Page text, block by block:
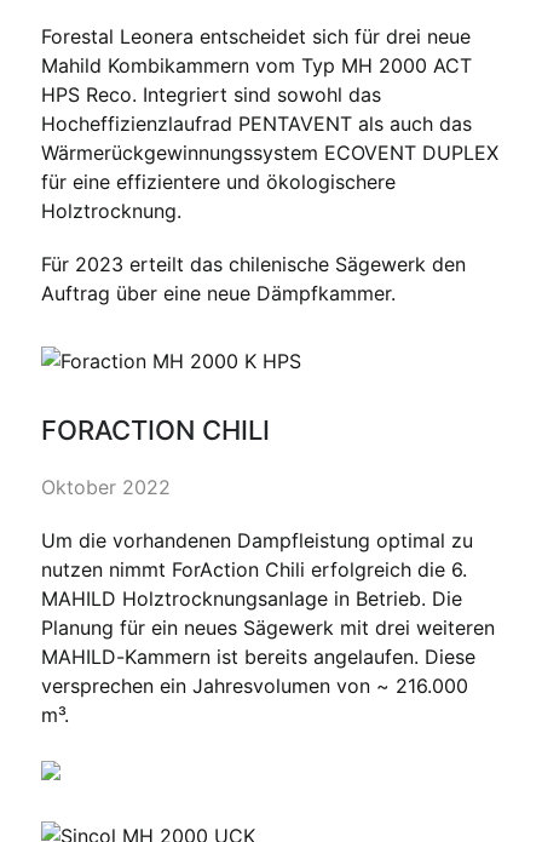
Forestal Leonera entscheidet sich für drei neue
Mahild Kombikammern vom Typ MH 2000 ACT
HPS Reco. Integriert sind sowohl das
Hocheffizienzlaufrad PENTAVENT als auch das
Wärmerückgewinnungssystem ECOVENT DUPLEX
für eine effizientere und ökologischere
Holztrocknung.
Für 2023 erteilt das chilenische Sägewerk den
Auftrag über eine neue Dämpfkammer.
FORACTION CHILI
Oktober 2022
Um die vorhandenen Dampfleistung optimal zu
nutzen nimmt ForAction Chili erfolgreich die 6.
MAHILD Holztrocknungsanlage in Betrieb. Die
Planung für ein neues Sägewerk mit drei weiteren
MAHILD-Kammern ist bereits angelaufen. Diese
versprechen ein Jahresvolumen von ~ 216.000
m³.